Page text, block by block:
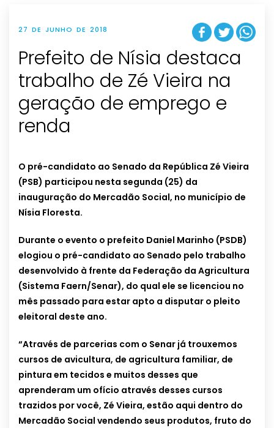
27 DE JUNHO DE 2018
Prefeito de Nísia destaca
trabalho de Zé Vieira na
geração de emprego e
renda
O pré-candidato ao Senado da República Zé Vieira
(PSB) participou nesta segunda (25) da
inauguração do Mercadão Social, no município de
Nísia Floresta.
Durante o evento o prefeito Daniel Marinho (PSDB)
elogiou o pré-candidato ao Senado pelo trabalho
desenvolvido à frente da Federação da Agricultura
(Sistema Faern/Senar), do qual ele se licenciou no
mês passado para estar apto a disputar o pleito
eleitoral deste ano.
“Através de parcerias com o Senar já trouxemos
cursos de avicultura, de agricultura familiar, de
pintura em tecidos e muitos desses que
aprenderam um ofício através desses cursos
trazidos por você, Zé Vieira, estão aqui dentro do
Mercadão Social vendendo seus produtos, fruto do